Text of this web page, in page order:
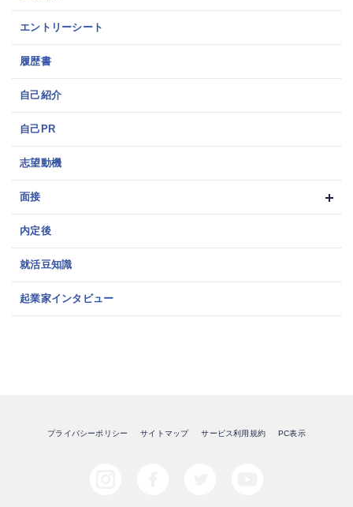
エントリーシート
履歴書
自己紹介
自己PR
志望動機
面接
内定後
就活豆知識
起業家インタビュー
プライバシーポリシー サイトマップ サービス利用規約 PC表示